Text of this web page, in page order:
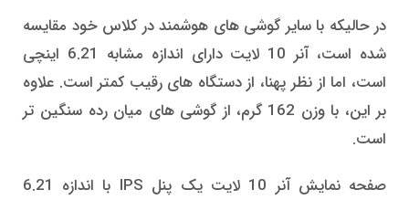
در حالیکه با سایر گوشی های هوشمند در کلاس خود مقایسه
شده است، آنر 10 لایت دارای اندازه مشابه 6.21 اینچی
است، اما از نظر پهنا، از دستگاه های رقیب کمتر است. علاوه
بر این، با وزن 162 گرم، از گوشی های میان رده سنگین تر
است.
صفحه نمایش آنر 10 لایت یک پنل IPS با اندازه 6.21